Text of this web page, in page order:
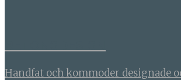
Handfat och kommoder designade